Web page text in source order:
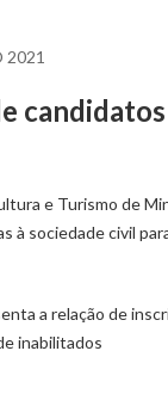
2021
e Turismo de
à sociedade civil
a relação de
inabilitados